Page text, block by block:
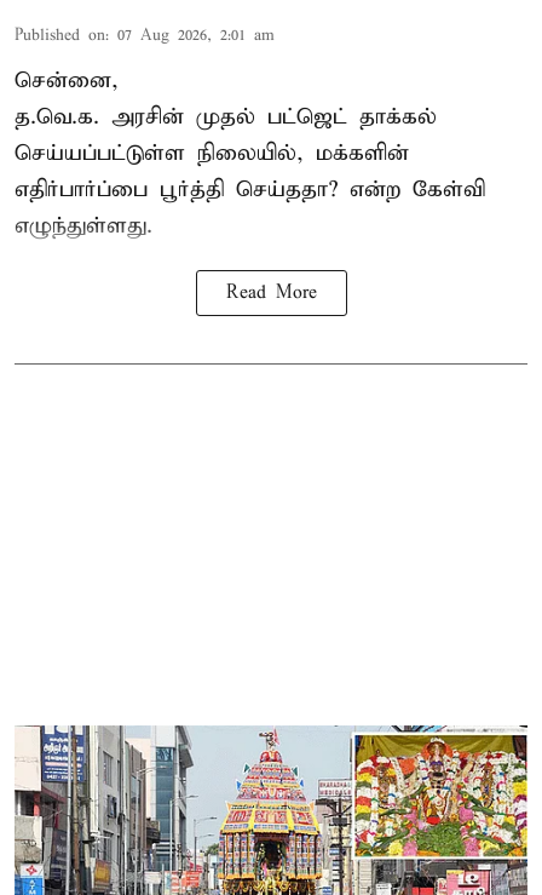
Published on: 07 Aug 2026, 2:01 am
சென்னை,
த.வெ.க. அரசின் முதல் பட்ஜெட் தாக்கல்
செய்யப்பட்டுள்ள நிலையில், மக்களின்
எதிர்பார்ப்பை பூர்த்தி செய்ததா? என்ற கேள்வி
எழுந்துள்ளது.
Read More